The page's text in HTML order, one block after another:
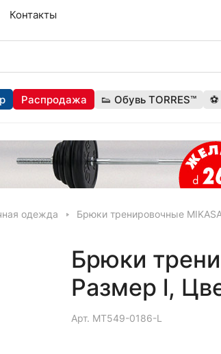
Контакты
Распродажа 👟 Обувь TORRES™
одежда Брюки тренировочные
Брюки
Размер l,
Арт. MT549-0186-L